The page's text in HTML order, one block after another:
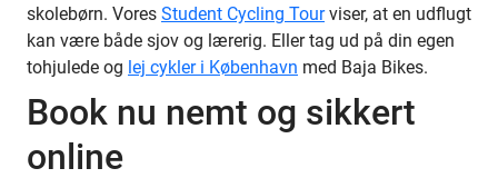
skolebørn. Vores Student Cycling Tourviser, at en udflugt
kan være både sjov og lærerig. Eller tag ud på din egen
tohjulede og lej cykler i København med Baja Bikes.
Book nu nemt og sikkert
online